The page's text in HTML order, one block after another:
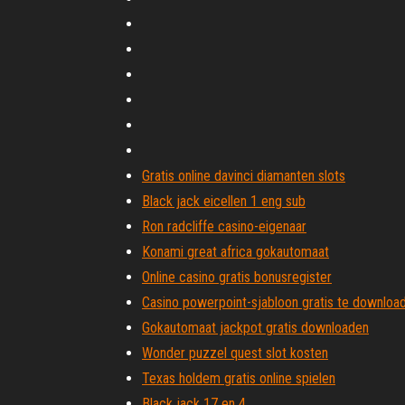
Gratis online davinci diamanten slots
Black jack eicellen 1 eng sub
Ron radcliffe casino-eigenaar
Konami great africa gokautomaat
Online casino gratis bonusregister
Casino powerpoint-sjabloon gratis te
Gokautomaat jackpot gratis downloaden
Wonder puzzel quest slot kosten
Texas holdem gratis online spielen